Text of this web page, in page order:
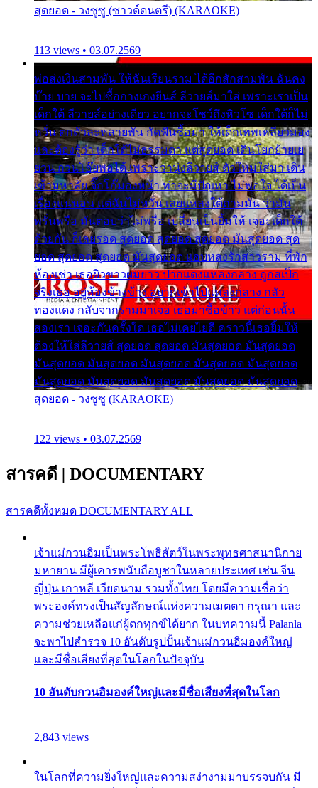
สุดยอด - วงซูซู (ซาวด์ดนตรี) (KARAOKE)
113 views • 03.07.2569
พ่อส่งเงินสามพัน ให้ฉันเรียนราม ได้อีกสักสามพัน ฉันคง
บ๊าย บาย จะไปซื้อกางเกงยีนส์ ลีวายส์มาใส่ เพราะเราเป็น
เด็กใต้ ลีวายส์อย่างเดียว อยากจะโชว์ถึงหิวโซ เด็กใต้ก็ไม่
หวั่น ตกตัวละหลายพัน กัดฟันซื้อมา ให้เด็กเทพเหลียวมอง
และต้องรู้ว่า เด็กใต้ไม่ธรรมดา แต่สุดยอด เดินโยกย้ายเย
ยวน กวนโอ๊ยพอได้ เพราะว่านุ่งลีวายส์ ตัวใหม่ใส่มา เดิน
เข้ามหาลัย จิ๊กโก๊มองหน้า ท่าจะมีปัญหา ไม่พอใจ ได้เป็น
เรื่องแน่นอน แต่ฉันไม่หวั่น เลยแหลงใต้ถามมัน ว่ามัน
พรั่นพรือ มันตอบว่าไม่พรื่อ เปลี่ยนเป็นยิ้มให้ เจอะเด็กใต้
ด้วยกัน ก็เลยรอด สุดยอด สุดยอด สุดยอด มันสุดยอด สุด
ยอด สุดยอด สุดยอด มันสุดยอด แอบหลงรักสาวราม ที่พัก
ห้องเช่า เธอผิวขาวผมยาว ปากแดงแหลงกลาง ถูกสเป็ก
จริงเธอ อยู่ห้องข้างข้าง อยากเข้าไปแหลงกลาง กลัว
ทองแดง กลับจากรามมาเจอ เธอมาซื้อข้าว แต่ก่อนนั้น
สองเรา เจอะกันครั้งใด เธอไม่เคยไยดี คราวนี้เธอยิ้มให้
ต้องให้ใส่ลีวายส์ สุดยอด สุดยอด มันสุดยอด มันสุดยอด
มันสุดยอด มันสุดยอด มันสุดยอด มันสุดยอด มันสุดยอด
มันสุดยอด มันสุดยอด มันสุดยอด มันสุดยอด มันสุดยอด
สุดยอด - วงซูซู (KARAOKE)
122 views • 03.07.2569
สารคดี | DOCUMENTARY
สารคดีทั้งหมด DOCUMENTARY ALL
เจ้าแม่กวนอิมเป็นพระโพธิสัตว์ในพระพุทธศาสนานิกาย
มหายาน มีผู้เคารพนับถือบูชาในหลายประเทศ เช่น จีน
ญี่ปุ่น เกาหลี เวียดนาม รวมทั้งไทย โดยมีความเชื่อว่า
พระองค์ทรงเป็นสัญลักษณ์แห่งความเมตตา กรุณา และ
ความช่วยเหลือแก่ผู้ตกทุกข์ได้ยาก ในบทความนี้ Palanla
จะพาไปสำรวจ 10 อันดับรูปปั้นเจ้าแม่กวนอิมองค์ใหญ่
และมีชื่อเสียงที่สุดในโลกในปัจจุบัน
10 อันดับกวนอิมองค์ใหญ่และมีชื่อเสียงที่สุดในโลก
2,843 views
ในโลกที่ความยิ่งใหญ่และความสง่างามมาบรรจบกัน มี